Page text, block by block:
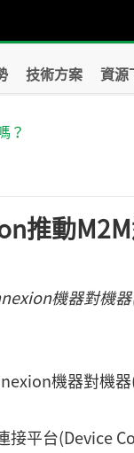
技術方案 資源
？
推動
機器對機
機器對機
平台(Device